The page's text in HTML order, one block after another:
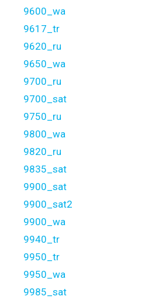
9600_wa
9617_tr
9620_ru
9650_wa
9700_ru
9700_sat
9750_ru
9800_wa
9820_ru
9835_sat
9900_sat
9900_sat2
9900_wa
9940_tr
9950_tr
9950_wa
9985_sat